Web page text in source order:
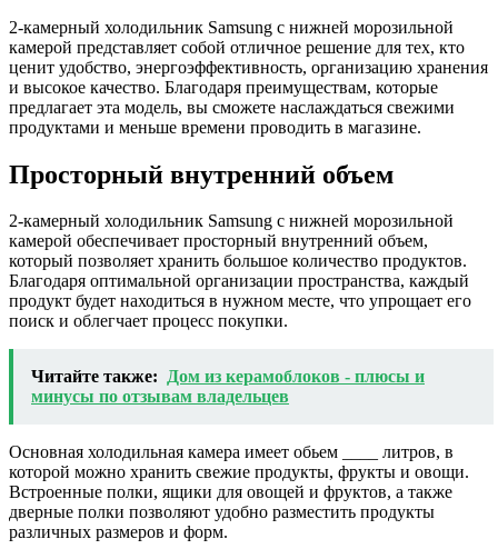
2-камерный холодильник Samsung с нижней морозильной
камерой представляет собой отличное решение для тех, кто
ценит удобство, энергоэффективность, организацию хранения
и высокое качество. Благодаря преимуществам, которые
предлагает эта модель, вы сможете наслаждаться свежими
продуктами и меньше времени проводить в магазине.
Просторный внутренний объем
2-камерный холодильник Samsung с нижней морозильной
камерой обеспечивает просторный внутренний объем,
который позволяет хранить большое количество продуктов.
Благодаря оптимальной организации пространства, каждый
продукт будет находиться в нужном месте, что упрощает его
поиск и облегчает процесс покупки.
Читайте также: Дом из керамоблоков - плюсы и
минусы по отзывам владельцев
Основная холодильная камера имеет обьем ____ литров, в
которой можно хранить свежие продукты, фрукты и овощи.
Встроенные полки, ящики для овощей и фруктов, а также
дверные полки позволяют удобно разместить продукты
различных размеров и форм.